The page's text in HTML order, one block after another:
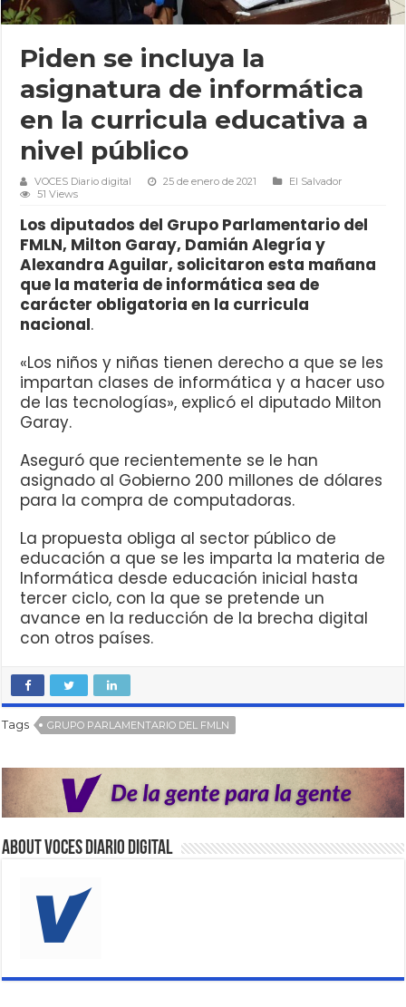
Piden se incluya la
asignatura de informática
en la curricula educativa a
nivel público
VOCES Diario digital 25 de enero de 2021
El Salvador
51 Views
Los diputados del Grupo Parlamentario del
FMLN, Milton Garay, Damián Alegría y
Alexandra Aguilar, solicitaron esta mañana
que la materia de informática sea de
carácter obligatoria en la curricula
nacional.
«Los niños y niñas tienen derecho a que se les
impartan clases de informática y a hacer uso
de las tecnologías», explicó el diputado Milton
Garay.
Aseguró que recientemente se le han
asignado al Gobierno 200 millones de dólares
para la compra de computadoras.
La propuesta obliga al sector público de
educación a que se les imparta la materia de
Informática desde educación inicial hasta
tercer ciclo, con la que se pretende un
avance en la reducción de la brecha digital
con otros países.
Tags GRUPO PARLAMENTARIO DEL FMLN
About VOCES Diario digital